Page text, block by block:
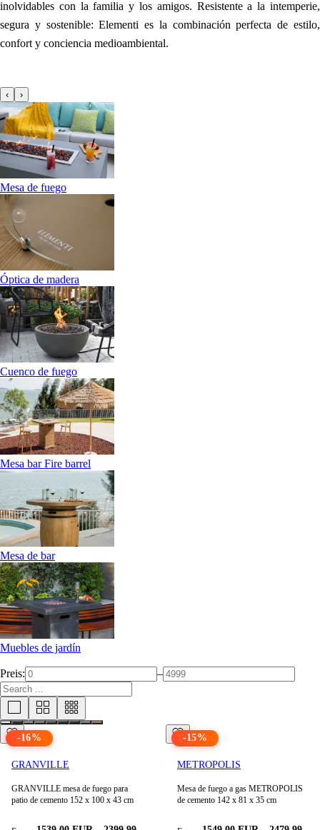
inolvidables con la familia y los amigos. Resistente a la intemperie,
segura y sostenible: Elementi es la combinación perfecta de estilo,
confort y conciencia medioambiental.
‹ ›
Mesa de fuego
Óptica de madera
Cuenco de fuego
Mesa bar Fire barrel
Mesa de bar
Muebles de jardín
Preis: –
-16%
GRANVILLE
GRANVILLE mesa de fuego para
patio de cemento 152 x 100 x 43 cm
-15%
METROPOLIS
Mesa de fuego a gas METROPOLIS
de cemento 142 x 81 x 35 cm